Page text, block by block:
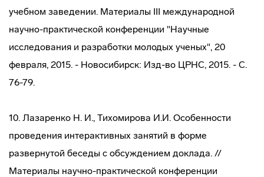
учебном заведении. Материалы III международной
научно-практической конференции "Научные
исследования и разработки молодых ученых", 20
февраля, 2015. - Новосибирск: Изд-во ЦРНС, 2015. - С.
76-79.
10. Лазаренко Н. И., Тихомирова И.И. Особенности
проведения интерактивных занятий в форме
развернутой беседы с обсуждением доклада. //
Материалы научно-практической конференции